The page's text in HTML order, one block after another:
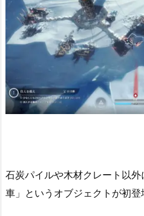
石炭パイルや木材クレート以
車」というオブジェクトが初登